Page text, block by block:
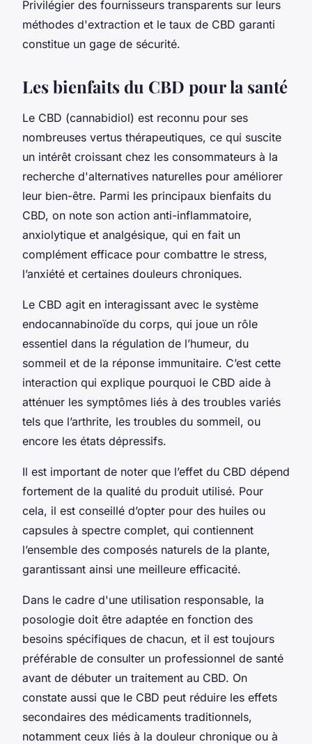
Privilégier des fournisseurs transparents sur leurs
méthodes d'extraction et le taux de CBD garanti
constitue un gage de sécurité.
Les bienfaits du CBD pour la santé
Le CBD (cannabidiol) est reconnu pour ses
nombreuses vertus thérapeutiques, ce qui suscite
un intérêt croissant chez les consommateurs à la
recherche d'alternatives naturelles pour améliorer
leur bien-être. Parmi les principaux bienfaits du
CBD, on note son action anti-inflammatoire,
anxiolytique et analgésique, qui en fait un
complément efficace pour combattre le stress,
l’anxiété et certaines douleurs chroniques.
Le CBD agit en interagissant avec le système
endocannabinoïde du corps, qui joue un rôle
essentiel dans la régulation de l’humeur, du
sommeil et de la réponse immunitaire. C’est cette
interaction qui explique pourquoi le CBD aide à
atténuer les symptômes liés à des troubles variés
tels que l’arthrite, les troubles du sommeil, ou
encore les états dépressifs.
Il est important de noter que l’effet du CBD dépend
fortement de la qualité du produit utilisé. Pour
cela, il est conseillé d’opter pour des huiles ou
capsules à spectre complet, qui contiennent
l’ensemble des composés naturels de la plante,
garantissant ainsi une meilleure efficacité.
Dans le cadre d'une utilisation responsable, la
posologie doit être adaptée en fonction des
besoins spécifiques de chacun, et il est toujours
préférable de consulter un professionnel de santé
avant de débuter un traitement au CBD. On
constate aussi que le CBD peut réduire les effets
secondaires des médicaments traditionnels,
notamment ceux liés à la douleur chronique ou à